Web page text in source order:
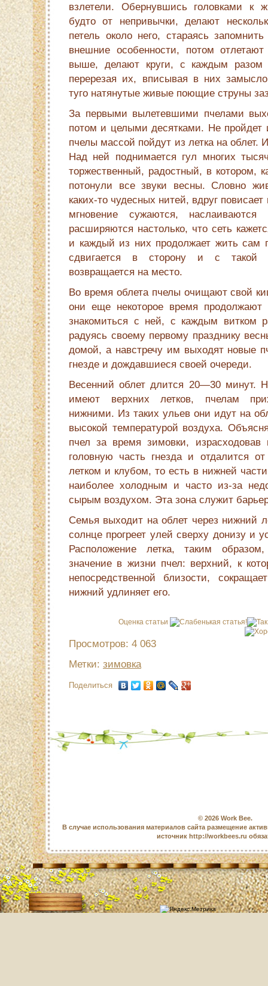
взлетели. Обернувшись головками к
будто от непривычки, делают
петель около него, стараясь
внешние особенности, потом
выше, делают круги, с каждым разом
перерезая их, вписывая в них
туго натянутые живые поющие струны
За первыми вылетевшими пчелами
потом и целыми десятками. Не пройдет
пчелы массой пойдут из летка на облет.
Над ней поднимается гул многих
торжественный, радостный, в котором,
потонули все звуки весны. Словно
каких-то чудесных нитей, вдруг
мгновение сужаются,
расширяются настолько, что сеть
и каждый из них продолжает жить сам
сдвигается в сторону и с такой
возвращается на место.
Во время облета пчелы очищают свой
они еще некоторое время продолжают
знакомиться с ней, с каждым витком
радуясь своему первому празднику
домой, а навстречу им выходят новые
гнезде и дождавшиеся своей очере­ди.
Весенний облет длится 20—30 минут.
имеют верхних летков, пчелам
нижними. Из таких ульев они идут на
высокой температурой воздуха.
пчел за время зимовки, израсходовав
головную часть гнезда и отдалится
летком и клубом, то есть в нижней
наиболее холодным и часто из-за
сырым воздухом. Эта зона служит
Семья выходит на облет через нижний
солнце прогреет улей сверху донизу и
Расположение летка, таким
значение в жизни пчел: верхний, к
непосредственной близости,
нижний удлиняет его.
Оценка статьи
Просмотров: 4 063
Метки: зимовка
Поделиться
© 2026 Work Bee.
В случае использования материалов сайта размещение
источник http://workbees.ru